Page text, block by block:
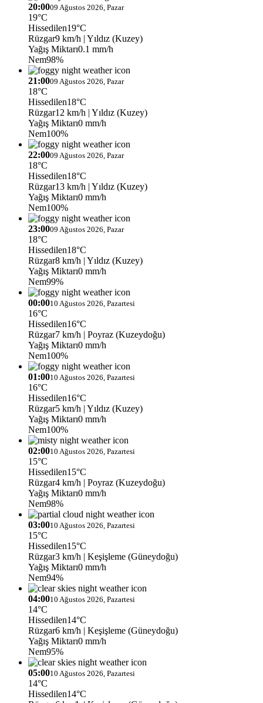
20:0009 Ağustos 2026, Pazar
19°C
Hissedilen19°C
Rüzgar9 km/h | Yıldız (Kuzey)
Yağış Miktarı0.1 mm/h
Nem98%
21:0009 Ağustos 2026, Pazar
18°C
Hissedilen18°C
Rüzgar12 km/h | Yıldız (Kuzey)
Yağış Miktarı0 mm/h
Nem100%
22:0009 Ağustos 2026, Pazar
18°C
Hissedilen18°C
Rüzgar13 km/h | Yıldız (Kuzey)
Yağış Miktarı0 mm/h
Nem100%
23:0009 Ağustos 2026, Pazar
18°C
Hissedilen18°C
Rüzgar8 km/h | Yıldız (Kuzey)
Yağış Miktarı0 mm/h
Nem99%
00:0010 Ağustos 2026, Pazartesi
16°C
Hissedilen16°C
Rüzgar7 km/h | Poyraz (Kuzeydoğu)
Yağış Miktarı0 mm/h
Nem100%
01:0010 Ağustos 2026, Pazartesi
16°C
Hissedilen16°C
Rüzgar5 km/h | Yıldız (Kuzey)
Yağış Miktarı0 mm/h
Nem100%
02:0010 Ağustos 2026, Pazartesi
15°C
Hissedilen15°C
Rüzgar4 km/h | Poyraz (Kuzeydoğu)
Yağış Miktarı0 mm/h
Nem98%
03:0010 Ağustos 2026, Pazartesi
15°C
Hissedilen15°C
Rüzgar3 km/h | Keşişleme (Güneydoğu)
Yağış Miktarı0 mm/h
Nem94%
04:0010 Ağustos 2026, Pazartesi
14°C
Hissedilen14°C
Rüzgar6 km/h | Keşişleme (Güneydoğu)
Yağış Miktarı0 mm/h
Nem95%
05:0010 Ağustos 2026, Pazartesi
14°C
Hissedilen14°C